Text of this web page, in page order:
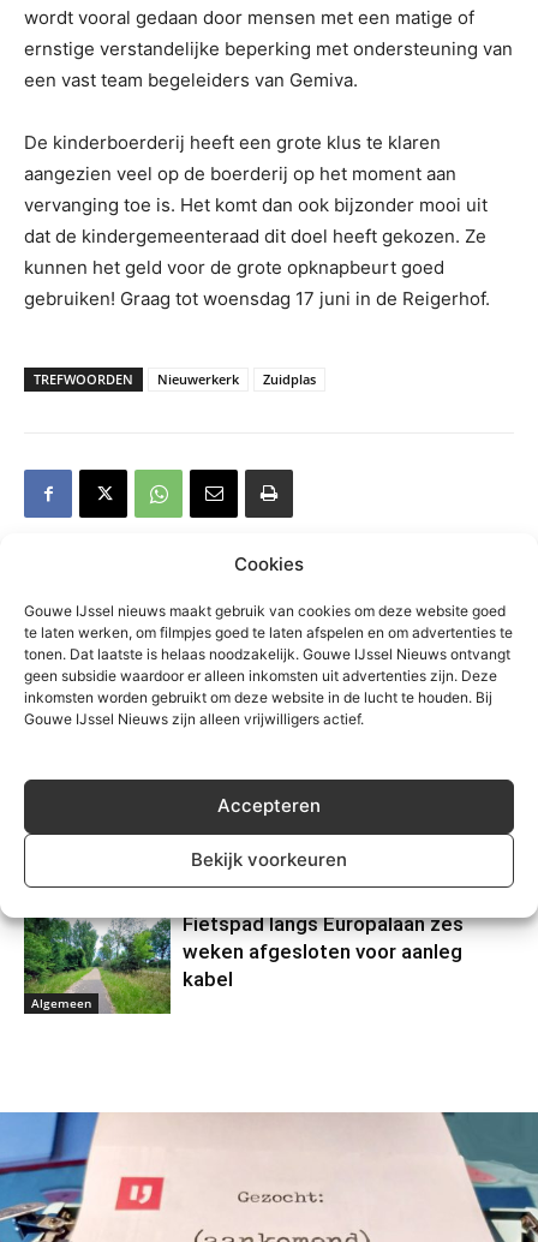
Cookies
Gouwe IJssel nieuws maakt gebruik van cookies om deze website goed
te laten werken, om filmpjes goed te laten afspelen en om advertenties te
tonen. Dat laatste is helaas noodzakelijk. Gouwe IJssel Nieuws ontvangt
geen subsidie waardoor er alleen inkomsten uit advertenties zijn. Deze
inkomsten worden gebruikt om deze website in de lucht te houden. Bij
Gouwe IJssel Nieuws zijn alleen vrijwilligers actief.
Accepteren
Bekijk voorkeuren
wordt vooral gedaan door mensen met een matige of
ernstige verstandelijke beperking met ondersteuning van
een vast team begeleiders van Gemiva.
De kinderboerderij heeft een grote klus te klaren
aangezien veel op de boerderij op het moment aan
vervanging toe is. Het komt dan ook bijzonder mooi uit
dat de kindergemeenteraad dit doel heeft gekozen. Ze
kunnen het geld voor de grote opknapbeurt goed
gebruiken! Graag tot woensdag 17 juni in de Reigerhof.
TREFWOORDEN Nieuwerkerk Zuidplas
Gerelateerd
Grote zoektocht op
Zevenhuizerplas, vermist persoon
veilig gevonden
Motorrijder gewond na eenzijdig
Nieuwerkerk
Algemeen
Fietspad langs Europalaan zes
weken afgesloten voor aanleg
kabel